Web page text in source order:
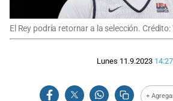
El Rey podría retornar a la selección.
Lunes 11.9.2023 14:27
+